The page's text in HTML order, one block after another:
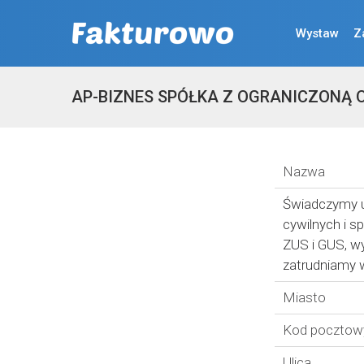
Wystaw
AP-BIZNES SPÓŁKA Z OGRANICZONĄ
Nazwa
Świadczymy
cywilnych i
ZUS i GUS,
zatrudniamy
Miasto
Kod